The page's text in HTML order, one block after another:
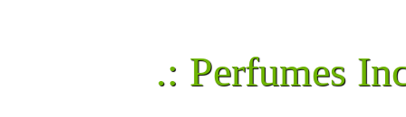
.: Perfumes